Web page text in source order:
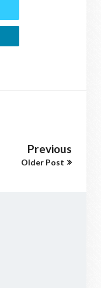
Previous
Older Post